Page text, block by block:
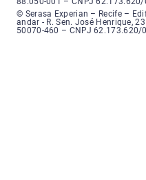
Serasa Experian - Recife,
© Serasa Experian – Recife –
andar - R. Sen. José Henrique,
50070-460 – CNPJ 62.173.620/